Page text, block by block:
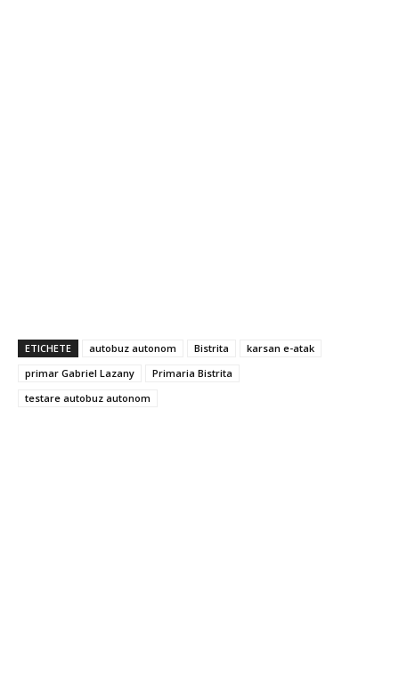
ETICHETE autobuz autonom Bistrita
karsan e-atak
primar Gabriel Lazany
Primaria Bistrita
testare autobuz autonom